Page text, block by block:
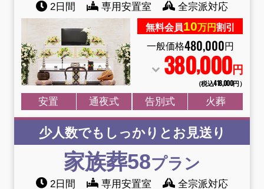
2日間 専用安置室 全宗派対応
無料会員10万円割引
一般価格480,000円
380,000円
（税込418,000円）
安置 通夜式 告別式 火葬
少人数でもしっかりとお見送り
家族葬58プラン
2日間 専用安置室 全宗派対応